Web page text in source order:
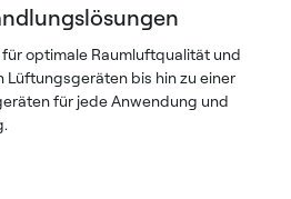
optimale Raumluftqualität und
Lüftungsgeräten bis hin zu einer
für jede Anwendung und